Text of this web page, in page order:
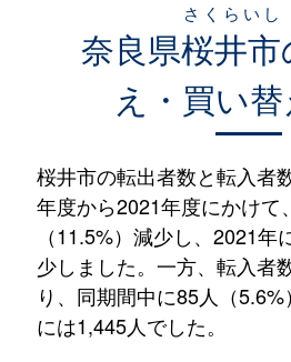
奈良県桜井市
さくらいし
え・買い
桜井市の転出者数と転入者
年度から2021年度にかけて
（11.5%）減少し、2021
少しました。一方、転入者
り、同期間中に85人（
には1,445人でした。